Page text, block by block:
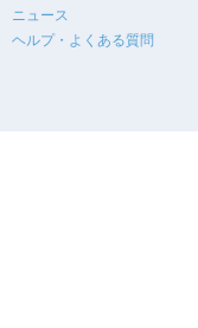
ニュース
ヘルプ・よくある質問